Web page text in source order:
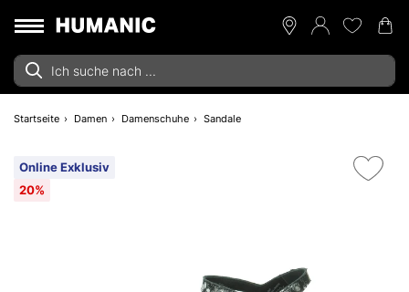
Startseite Damen Damenschuhe Sandale
Online Exklusiv
20%